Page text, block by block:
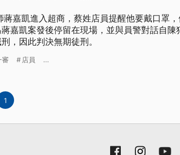
嘉凱進入超商，蔡姓店員提醒他要戴口罩，
嘉凱案發後停留在現場，並與員警對話自陳
，因此判決無期徒刑。
審 店員 ...
1